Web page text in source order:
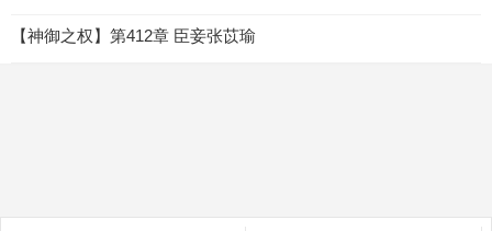
【神御之权】第412章 臣妾张苡瑜